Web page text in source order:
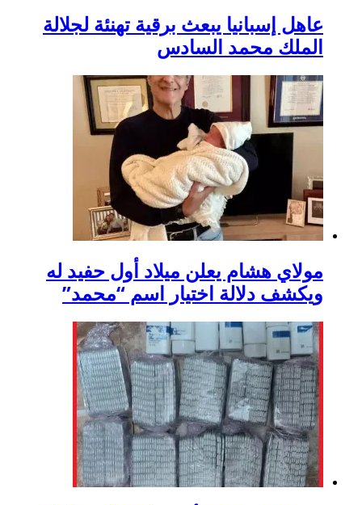
عاهل إسبانيا يبعث برقية تهنئة لجلالة
الملك محمد السادس
مولاي هشام يعلن ميلاد أول حفيد له
ويكشف دلالة اختيار اسم “محمد”